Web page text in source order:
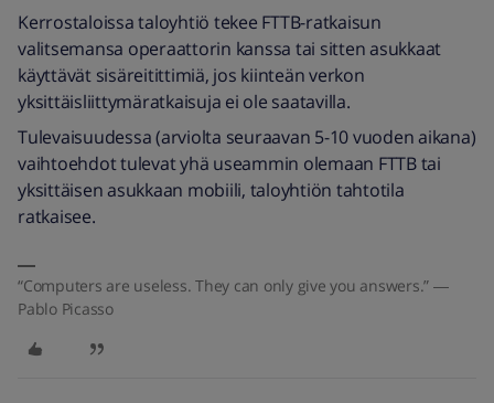
Kerrostaloissa taloyhtiö tekee FTTB-ratkaisun
valitsemansa operaattorin kanssa tai sitten asukkaat
käyttävät sisäreitittimiä, jos kiinteän verkon
yksittäisliittymäratkaisuja ei ole saatavilla.
Tulevaisuudessa (arviolta seuraavan 5-10 vuoden aikana)
vaihtoehdot tulevat yhä useammin olemaan FTTB tai
yksittäisen asukkaan mobiili, taloyhtiön tahtotila
ratkaisee.
“Computers are useless. They can only give you answers.” ―
Pablo Picasso